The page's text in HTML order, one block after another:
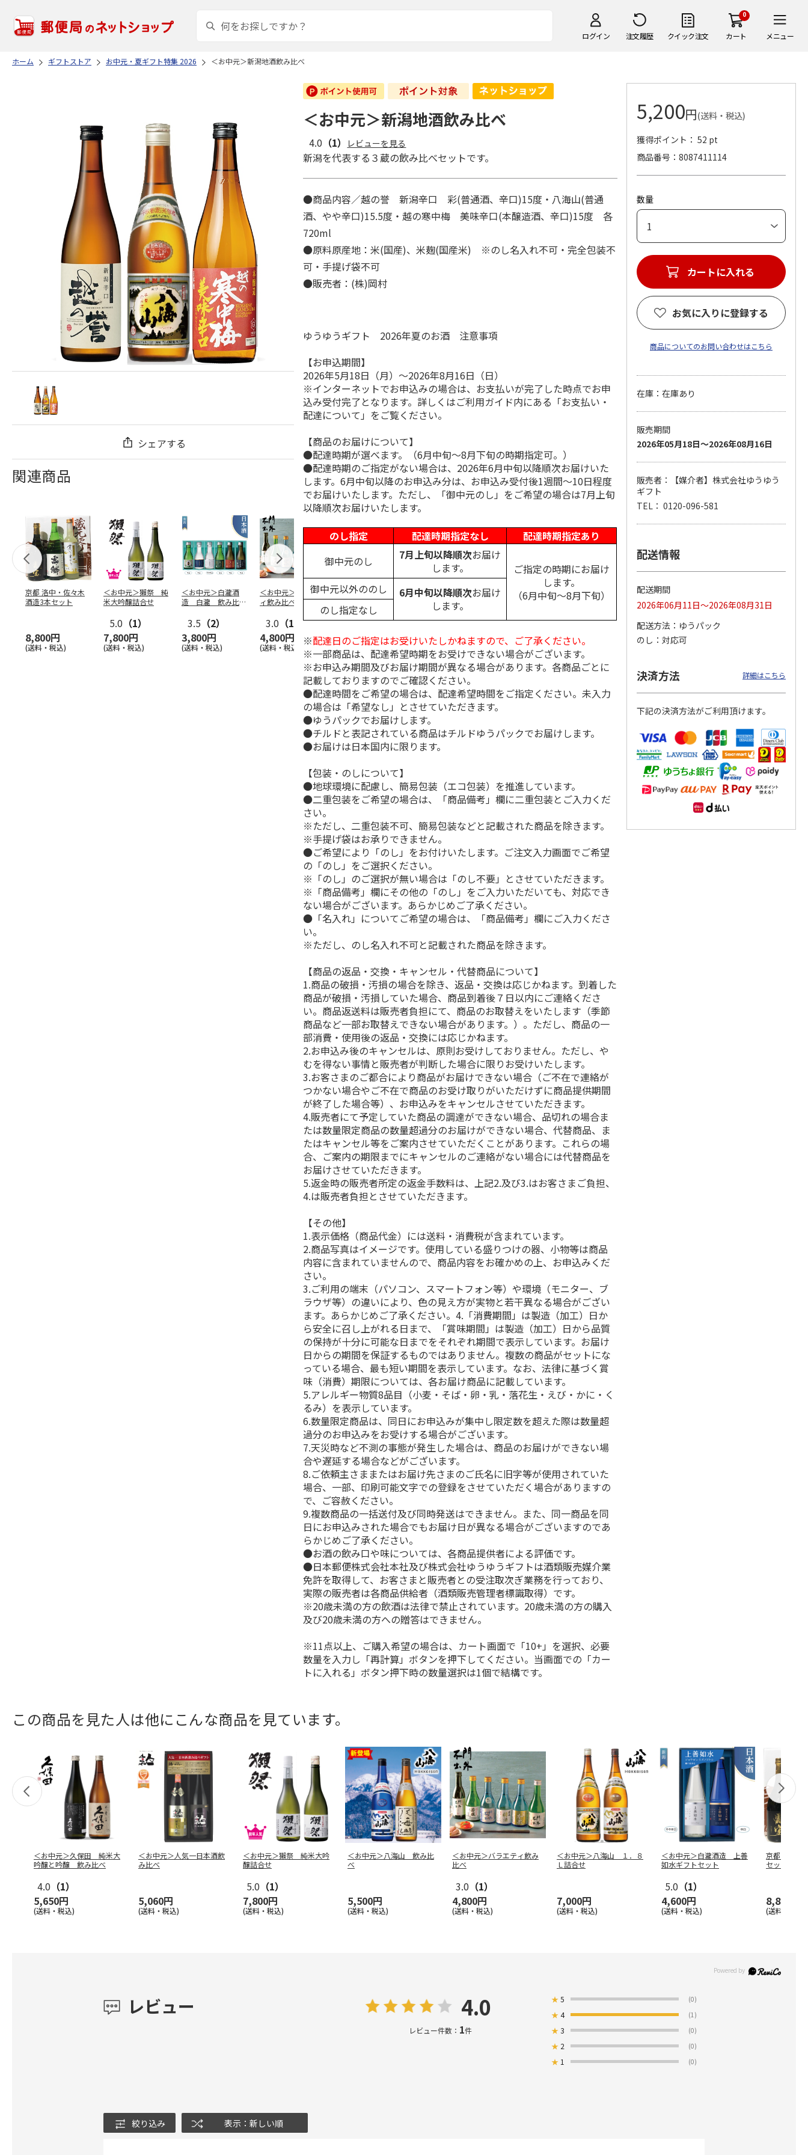
ログイン 注文履歴 クイック注文
0
カート メニュー
ホーム ギフトストア お中元・夏ギフト特集 2026 ＜お中元＞新潟地酒飲み比べ
シェアする
関連商品
京都 洛中・佐々木
酒造3本セット
8,800円
(送料・税込)
＜お中元＞獺祭 純
米大吟醸詰合せ
5.0 （1）
7,800円
(送料・税込)
＜お中元＞白瀧酒
造 白瀧 飲み比べ
3.5 （2）
3,800円
(送料・税込)
＜お中元＞バラエテ
ィ飲み比べ
3.0 （1）
4,800円
(送料・税込)
TAKANOME 火入れ
≪数量限定≫ショッ
プバッグなし
5.0（1）
18,700円
(送料・税込)
＜お中元＞越乃雪椿
純米大吟醸 特Ａ山
3,500円
(送料・税込)
＜お中元＞獺祭 純
米大吟醸磨き二割三
8,980円
(送料・税込)
＜お中元＞久保田
純米大吟醸と吟醸
4.0（1）
5,650円
(送料・税込)
＜お中元＞人気一日
本酒飲み比べ
5,060円
(送料・税込)
新感覚日本酒３品セ
ット（おちょこ付）
＜お中元＞新潟地酒飲み比べ
4.0 （1） レビューを見る
新潟を代表する３蔵の飲み比べセットです。
●商品内容／越の誉 新潟辛口 彩(普通酒、辛口)15度・八海山(普通
酒、やや辛口)15.5度・越の寒中梅 美味辛口(本醸造酒、辛口)15度 各
720ml
●原料原産地：米(国産)、米麹(国産米) ※のし名入れ不可・完全包装不
可・手提げ袋不可
●販売者：(株)岡村
ゆうゆうギフト 2026年夏のお酒 注意事項
【お申込期間】
2026年5月18日（月）～2026年8月16日（日）
※インターネットでお申込みの場合は、お支払いが完了した時点でお申
込み受付完了となります。詳しくはご利用ガイド内にある「お支払い・
配達について」をご覧ください。
【商品のお届けについて】
●配達時期が選べます。（6月中旬～8月下旬の時期指定可。）
●配達時期のご指定がない場合は、2026年6月中旬以降順次お届けいた
します。6月中旬以降のお申込み分は、お申込み受付後1週間～10日程度
でお届けいたします。ただし、「御中元のし」をご希望の場合は7月上旬
以降順次お届けいたします。
のし指定
配達時期指定なし
配達時期指定あり
御中元のし
7月上旬以降順次お届け
します。
ご指定の時期にお届け
します。
（6月中旬～8月下旬）
御中元以外ののし 6月中旬以降順次お届け
します。
のし指定なし
※配達日のご指定はお受けいたしかねますので、ご了承ください。
※一部商品は、配達希望時期をお受けできない場合がございます。
※お申込み期間及びお届け期間が異なる場合があります。各商品ごとに
記載しておりますのでご確認ください。
●配達時間をご希望の場合は、配達希望時間をご指定ください。未入力
の場合は「希望なし」とさせていただきます。
●ゆうパックでお届けします。
●チルドと表記されている商品はチルドゆうパックでお届けします。
●お届けは日本国内に限ります。
【包装・のしについて】
●地球環境に配慮し、簡易包装（エコ包装）を推進しています。
●二重包装をご希望の場合は、「商品備考」欄に二重包装とご入力くだ
さい。
※ただし、二重包装不可、簡易包装などと記載された商品を除きます。
※手提げ袋はお承りできません。
●ご希望により「のし」をお付けいたします。ご注文入力画面でご希望
の「のし」をご選択ください。
※「のし」のご選択が無い場合は「のし不要」とさせていただきます。
※「商品備考」欄にその他の「のし」をご入力いただいても、対応でき
ない場合がございます。あらかじめご了承ください。
●「名入れ」についてご希望の場合は、「商品備考」欄にご入力くださ
い。
※ただし、のし名入れ不可と記載された商品を除きます。
【商品の返品・交換・キャンセル・代替商品について】
1.商品の破損・汚損の場合を除き、返品・交換は応じかねます。到着した
商品が破損・汚損していた場合、商品到着後７日以内にご連絡くださ
い。商品返送料は販売者負担にて、商品のお取替えをいたします（季節
商品など一部お取替えできない場合があります。）。ただし、商品の一
部消費・使用後の返品・交換には応じかねます。
2.お申込み後のキャンセルは、原則お受けしておりません。ただし、や
むを得ない事情と販売者が判断した場合に限りお受けいたします。
3.お客さまのご都合により商品がお届けできない場合（ご不在で連絡が
つかない場合やご不在で商品のお受け取りがいただけずに商品提供期間
が終了した場合等）、お申込みをキャンセルさせていただきます。
4.販売者にて予定していた商品の調達ができない場合、品切れの場合ま
たは数量限定商品の数量超過分のお届けができない場合、代替商品、ま
たはキャンセル等をご案内させていただくことがあります。これらの場
合、ご案内の期限までにキャンセルのご連絡がない場合には代替商品を
お届けさせていただきます。
5.返金時の販売者所定の返金手数料は、上記2.及び3.はお客さまご負担、
4.は販売者負担とさせていただきます。
【その他】
1.表示価格（商品代金）には送料・消費税が含まれています。
2.商品写真はイメージです。使用している盛りつけの器、小物等は商品
内容に含まれていませんので、商品内容をお確かめの上、お申込みくだ
さい。
3.ご利用の端末（パソコン、スマートフォン等）や環境（モニター、ブ
ラウザ等）の違いにより、色の見え方が実物と若干異なる場合がござい
ます。あらかじめご了承ください。4.「消費期間」は製造（加工）日か
ら安全に召し上がれる日まで、「賞味期間」は製造（加工）日から品質
の保持が十分に可能な日までをそれぞれ期間で表示しています。お届け
日からの期間を保証するものではありません。複数の商品がセットにな
っている場合、最も短い期間を表示しています。なお、法律に基づく賞
味（消費）期限については、各お届け商品に記載しています。
5.アレルギー物質8品目（小麦・そば・卵・乳・落花生・えび・かに・く
るみ）を表示しています。
6.数量限定商品は、同日にお申込みが集中し限定数を超えた際は数量超
過分のお申込みをお受けする場合がございます。
7.天災時など不測の事態が発生した場合は、商品のお届けができない場
合や遅延する場合などがございます。
8.ご依頼主さままたはお届け先さまのご氏名に旧字等が使用されていた
場合、一部、印刷可能文字での登録をさせていただく場合がありますの
で、ご容赦ください。
9.複数商品の一括送付及び同時発送はできません。また、同一商品を同
日にお申込みされた場合でもお届け日が異なる場合がございますのであ
らかじめご了承ください。
●お酒の飲み口や味については、各商品提供者による評価です。
●日本郵便株式会社本社及び株式会社ゆうゆうギフトは酒類販売媒介業
免許を取得して、お客さまと販売者との受注取次ぎ業務を行っており、
実際の販売者は各商品供給者（酒類販売管理者標識取得）です。
※20歳未満の方の飲酒は法律で禁止されています。20歳未満の方の購入
及び20歳未満の方への贈答はできません。
※11点以上、ご購入希望の場合は、カート画面で「10+」を選択、必要
数量を入力し「再計算」ボタンを押下してください。当画面での「カー
トに入れる」ボタン押下時の数量選択は1個で結構です。
5,200円(送料・税込)
獲得ポイント： 52 pt
商品番号
8087411114
数量
カートに入れる
お気に入りに登録する
商品についてのお問い合わせはこちら
在庫：在庫あり
販売期間
2026年05月18日～2026年08月16日
販売者：【媒介者】株式会社ゆうゆう
ギフト
TEL： 0120-096-581
配送情報
配送期間
2026年06月11日～2026年08月31日
配送方法
ゆうパック
のし
対応可
決済方法 詳細はこちら
下記の決済方法がご利用頂けます。
この商品を見た人は他にこんな商品を見ています。
＜お中元＞久保田 純米大
吟醸と吟醸 飲み比べ
4.0 （1）
5,650円
(送料・税込)
＜お中元＞人気一日本酒飲
み比べ
5,060円
(送料・税込)
＜お中元＞獺祭 純米大吟
醸詰合せ
5.0 （1）
7,800円
(送料・税込)
＜お中元＞八海山 飲み比
べ
5,500円
(送料・税込)
＜お中元＞バラエティ飲み
比べ
3.0 （1）
4,800円
(送料・税込)
＜お中元＞八海山 １．８
Ｌ詰合せ
7,000円
(送料・税込)
＜お中元＞白瀧酒造 上善
如水ギフトセット
5.0 （1）
4,600円
(送料・税込)
京都 洛中・
セット
8,800円
(送料・税込)
レビュー 4.0
レビュー件数： 1件
★5 (0)
★4 (1)
★3 (0)
★ 2 (0)
★ 1 (0)
絞り込み 表示：新しい順